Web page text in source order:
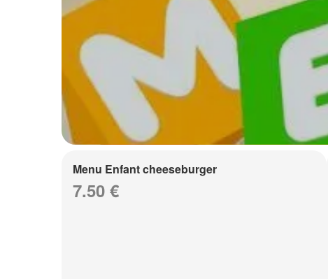
Menu Enfant cheeseburger
7.50 €